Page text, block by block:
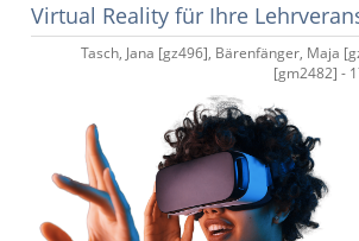
Virtual Reality für Ihre
Tasch, Jana [gz496], Bärenfänger, Maja
[gm2482] -